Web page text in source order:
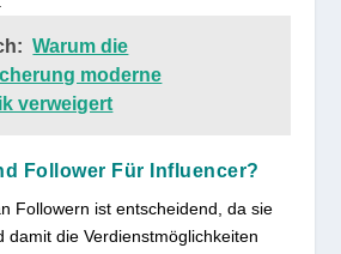
Warum die
moderne
verweigert
Follower Für Influencer?
Followern ist entscheidend, da sie
damit die Verdienstmöglichkeiten